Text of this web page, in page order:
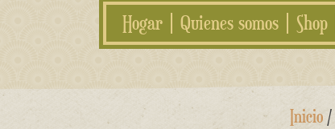
Hogar Quienes somos Shop
saltar
Inicio /